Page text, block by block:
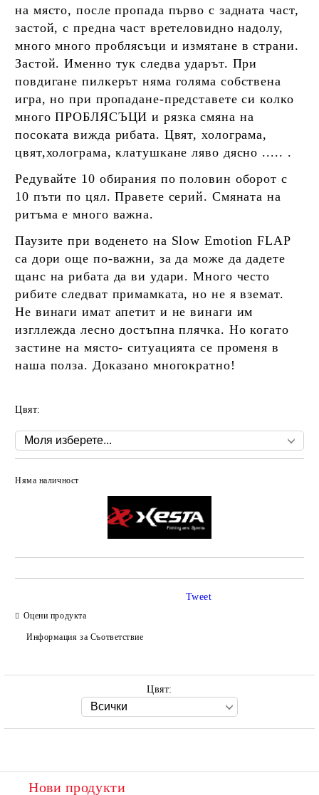
на място, после пропада първо с задната част,
застой, с предна част вретеловидно надолу,
много много проблясъци и измятане в страни.
Застой. Именно тук следва ударът. При
повдигане пилкерът няма голяма собствена
игра, но при пропадане-представете си колко
много ПРОБЛЯСЪЦИ и рязка смяна на
посоката вижда рибата. Цвят, холограма,
цвят,холограма, клатушкане ляво дясно ..... .
Редувайте 10 обирания по половин оборот с
10 пъти по цял. Правете серий. Смяната на
ритъма е много важна.
Паузите при воденето на Slow Emotion FLAP
са дори още по-важни, за да може да дадете
щанс на рибата да ви удари. Много често
рибите следват примамката, но не я вземат.
Не винаги имат апетит и не винаги им
изгллежда лесно достъпна плячка. Но когато
застине на място- ситуацията се променя в
наша полза. Доказано многократно!
Цвят:
Няма наличност
Оцени продукта
Информация за Съответствие
Tweet
Цвят:
Нови продукти